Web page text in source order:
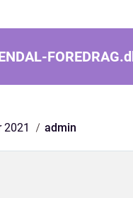
FOREDRAG.
2021 admin